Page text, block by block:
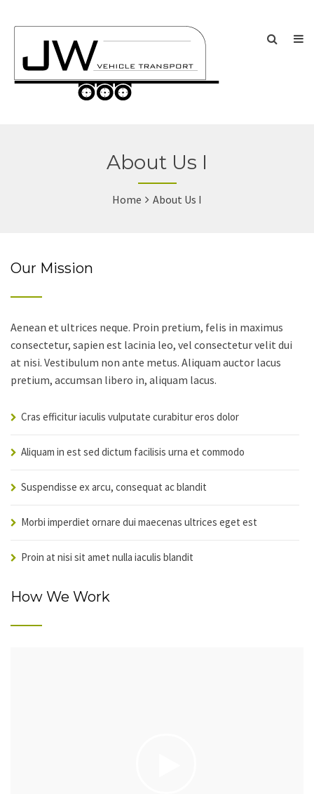
About Us I
Home About Us I
Our Mission
Aenean et ultrices neque. Proin pretium, felis in maximus
consectetur, sapien est lacinia leo, vel consectetur velit dui
at nisi. Vestibulum non ante metus. Aliquam auctor lacus
pretium, accumsan libero in, aliquam lacus.
Cras efficitur iaculis vulputate curabitur eros dolor
Aliquam in est sed dictum facilisis urna et commodo
Suspendisse ex arcu, consequat ac blandit
Morbi imperdiet ornare dui maecenas ultrices eget est
Proin at nisi sit amet nulla iaculis blandit
How We Work